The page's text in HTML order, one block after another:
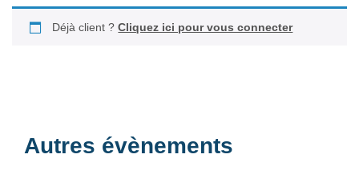
Déjà client ?Cliquez ici pour vous connecter
Autres évènements